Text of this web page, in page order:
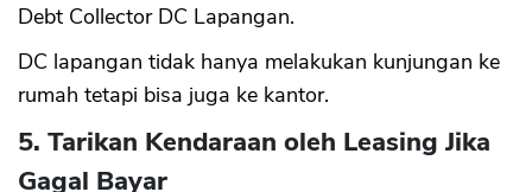
Debt Collector DC Lapangan.
DC lapangan tidak hanya melakukan kunjungan ke
rumah tetapi bisa juga ke kantor.
5. Tarikan Kendaraan oleh Leasing Jika
Gagal Bayar